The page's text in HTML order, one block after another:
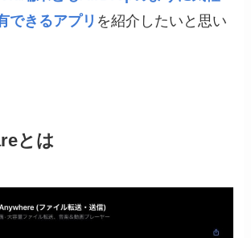
できるアプリ を紹介したいと思い
とは